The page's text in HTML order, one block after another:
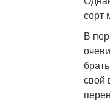
сорт
В
свой